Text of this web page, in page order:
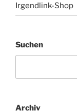
Irgendlink-Shop
Suchen
Archiv